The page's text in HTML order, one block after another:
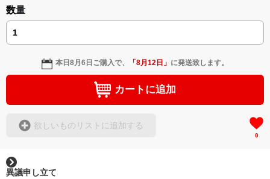
数量
本日8月6日 ご購入で、 「8月12日 」 に発送致します。
カートに追加
欲しいものリストに追加する
0
異議申し立て